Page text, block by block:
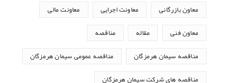
معاون بازرگانی معاونت اجرایی معاونت مالی
معاون فنی مقاله مناقصه
مناقصه سیمان هرمزگان مناقصه عمومی سیمان هرمزگان
مناقصه های شرکت سیمان هرمزگان